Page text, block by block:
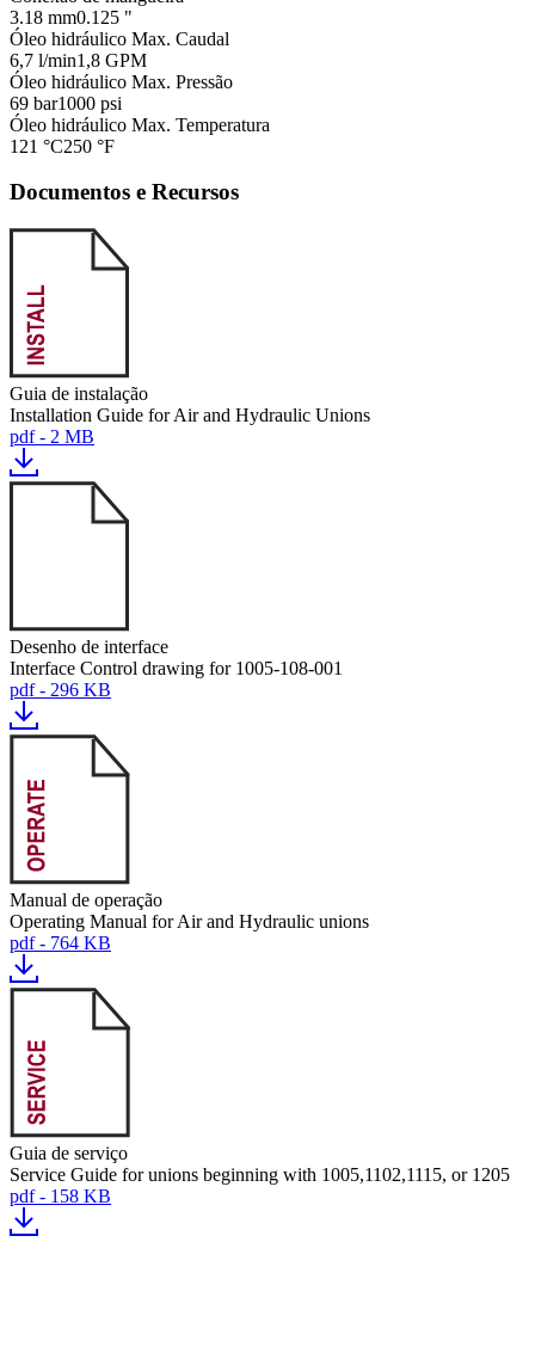
3.18 mm0.125 "
Óleo hidráulico Max. Caudal
6,7 l/min1,8 GPM
Óleo hidráulico Max. Pressão
69 bar1000 psi
Óleo hidráulico Max. Temperatura
121 °C250 °F
Documentos e Recursos
Guia de instalação
Installation Guide for Air and Hydraulic Unions
pdf - 2 MB
Desenho de interface
Interface Control drawing for 1005-108-001
pdf - 296 KB
Manual de operação
Operating Manual for Air and Hydraulic unions
pdf - 764 KB
Guia de serviço
Service Guide for unions beginning with 1005,1102,1115, or 1205
pdf - 158 KB